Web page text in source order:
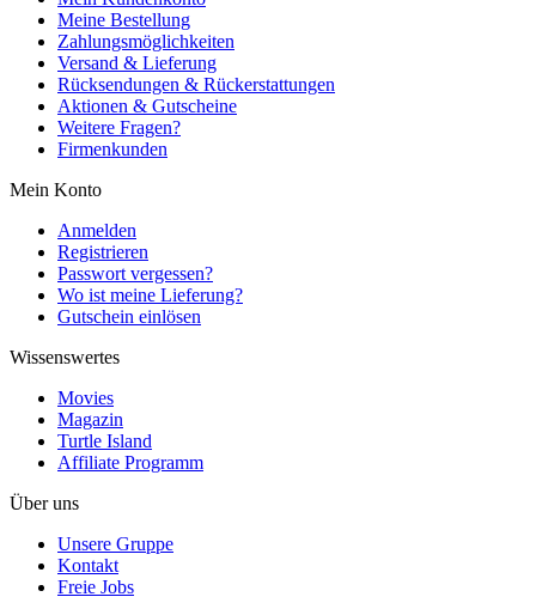
Meine Bestellung
Zahlungsmöglichkeiten
Versand & Lieferung
Rücksendungen & Rückerstattungen
Aktionen & Gutscheine
Weitere Fragen?
Firmenkunden
Mein Konto
Anmelden
Registrieren
Passwort vergessen?
Wo ist meine Lieferung?
Gutschein einlösen
Wissenswertes
Movies
Magazin
Turtle Island
Affiliate Programm
Über uns
Unsere Gruppe
Kontakt
Freie Jobs